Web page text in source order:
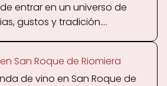
entrar en un universo de
gustos y tradición....
San Roque de Riomiera
de vino en San Roque de